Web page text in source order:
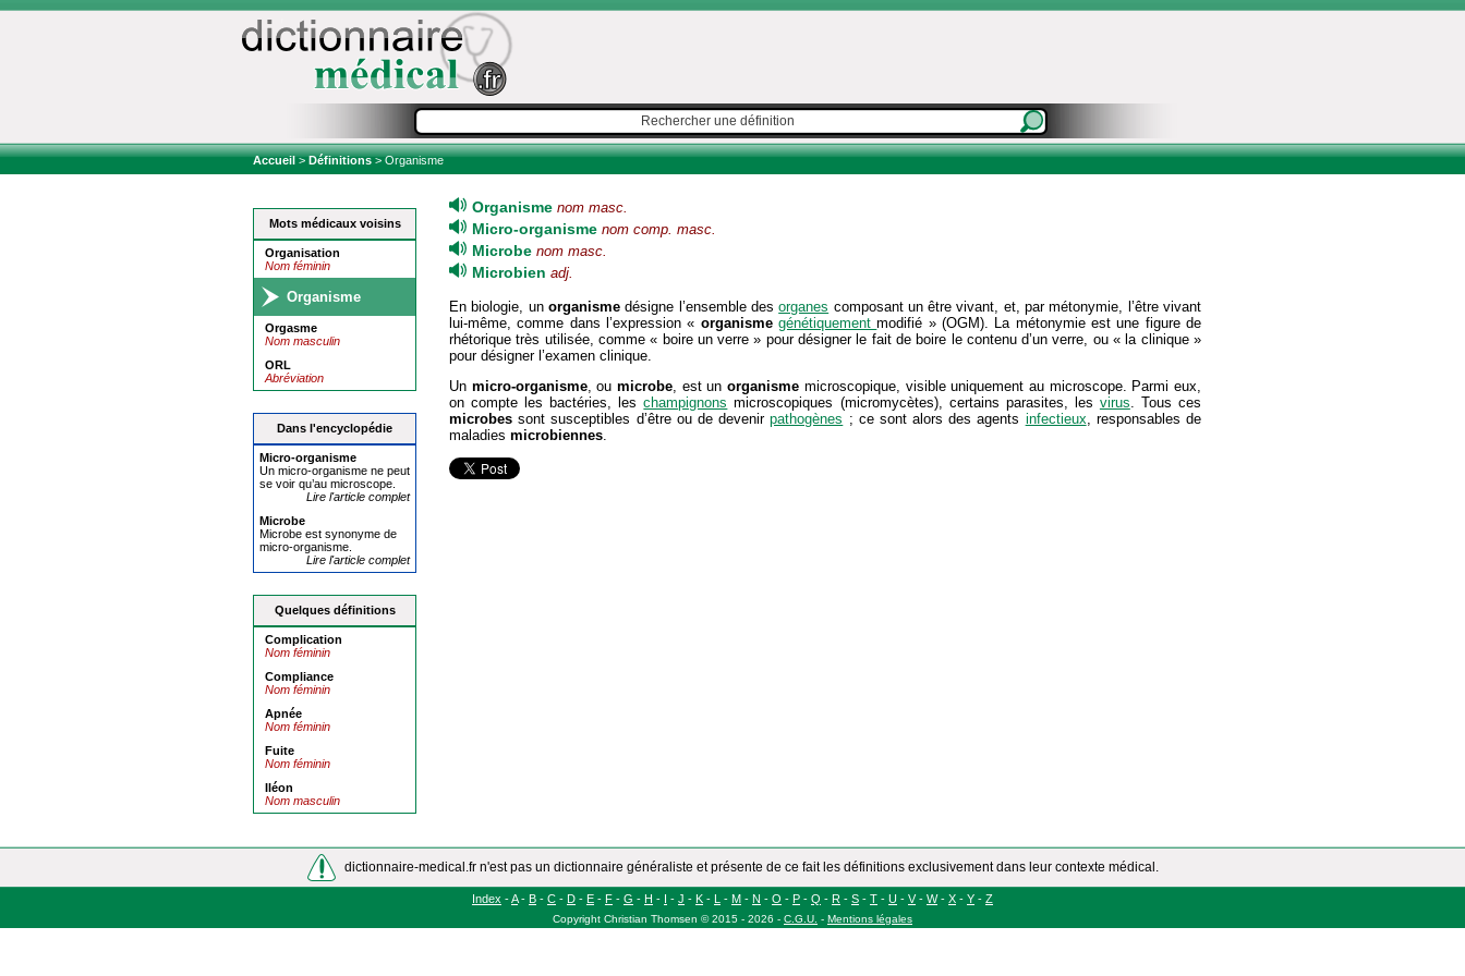
Accueil>Définitions> Organisme
Mots médicaux voisins
Organisation
Nom féminin
Organisme
Orgasme
Nom masculin
ORL
Abréviation
Dans l'encyclopédie
Micro-organisme
Un micro-organisme ne peut
se voir qu’au microscope.
Lire l'article complet
Microbe
Microbe est synonyme de
micro-organisme.
Lire l'article complet
Quelques définitions
Complication
Nom féminin
Compliance
Nom féminin
Apnée
Nom féminin
Fuite
Nom féminin
Iléon
Nom masculin
Organisme nom masc.
Micro-organisme nom comp. masc.
Microbe nom masc.
Microbien adj.
En biologie, un organismedésigne l’ensemble desorganes composant un être vivant, et, par métonymie, l’être vivant
lui-même, comme dans l’expression « organisme génétiquementmodifié » (OGM). La métonymie est une figure de
rhétorique très utilisée, comme « boire un verre » pour désigner le fait de boire le contenu d’un verre, ou « la clinique »
pour désigner l’examen clinique.
Un micro-organisme, oumicrobe, est unorganisme microscopique, visible uniquement au microscope. Parmi eux,
on compte les bactéries, leschampignons microscopiques (micromycètes), certains parasites, les virus. Tous ces
microbes sont susceptibles d’être ou de devenirpathogènes ; ce sont alors des agents infectieux, responsables de
maladies microbiennes.
dictionnaire-medical.fr n'est pas un dictionnaire généraliste et présente de ce fait les définitions exclusivement dans leur contexte médical.
Index -A- B - C - D - E - F - G - H - I - J - K - L - M - N - O - P - Q - R - S - T - U - V- W- X - Y - Z
Copyright Christian Thomsen ©2015 - 2026 - C.G.U. - Mentions légales